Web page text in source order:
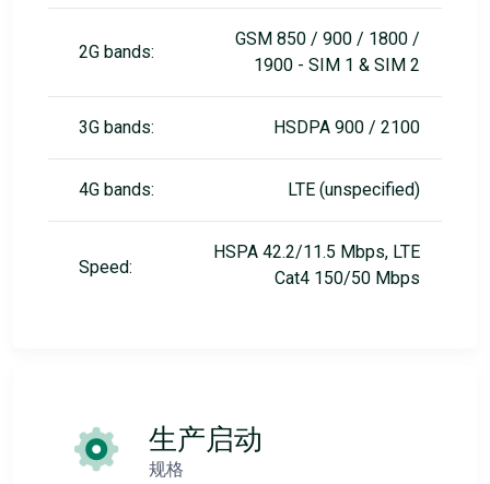
2G bands:
GSM 850 / 900 / 1800 /
1900 - SIM 1 & SIM 2
3G bands: HSDPA 900 / 2100
4G bands: LTE (unspecified)
Speed:
HSPA 42.2/11.5 Mbps, LTE
Cat4 150/50 Mbps
生产启动
规格